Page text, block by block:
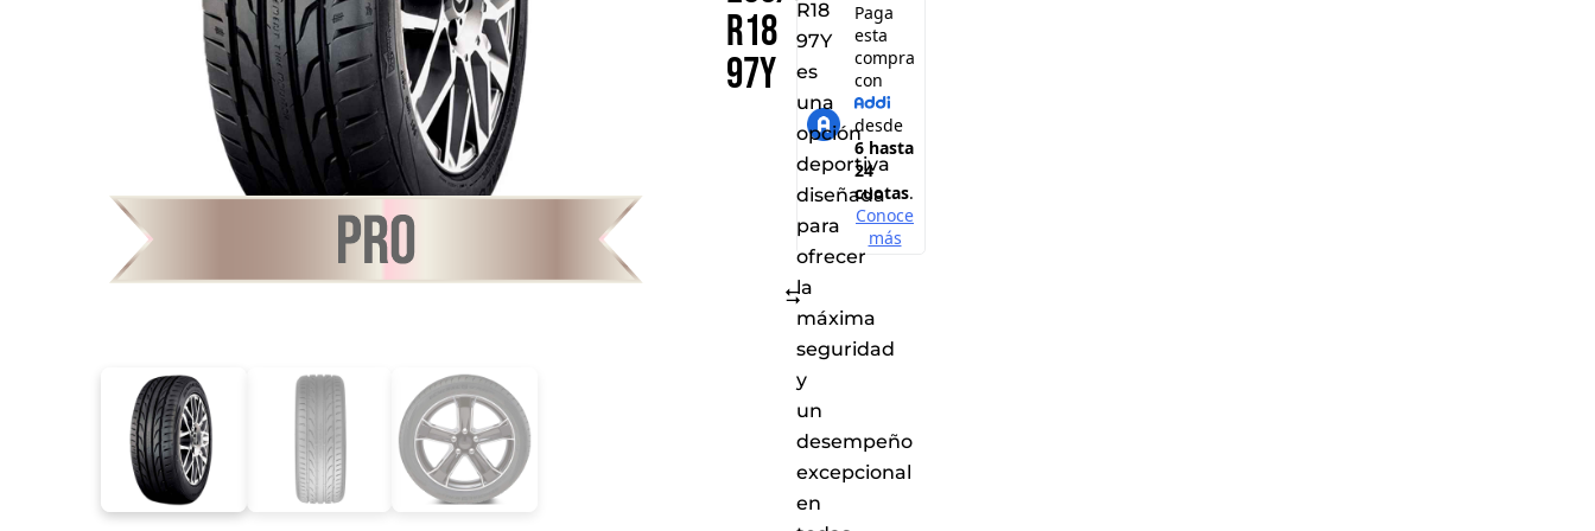
R18
97Y
R18
97Y
es
una
opción
deportiva
diseñada
para
ofrecer
la
máxima
seguridad
y
un
desempeño
excepcional
en